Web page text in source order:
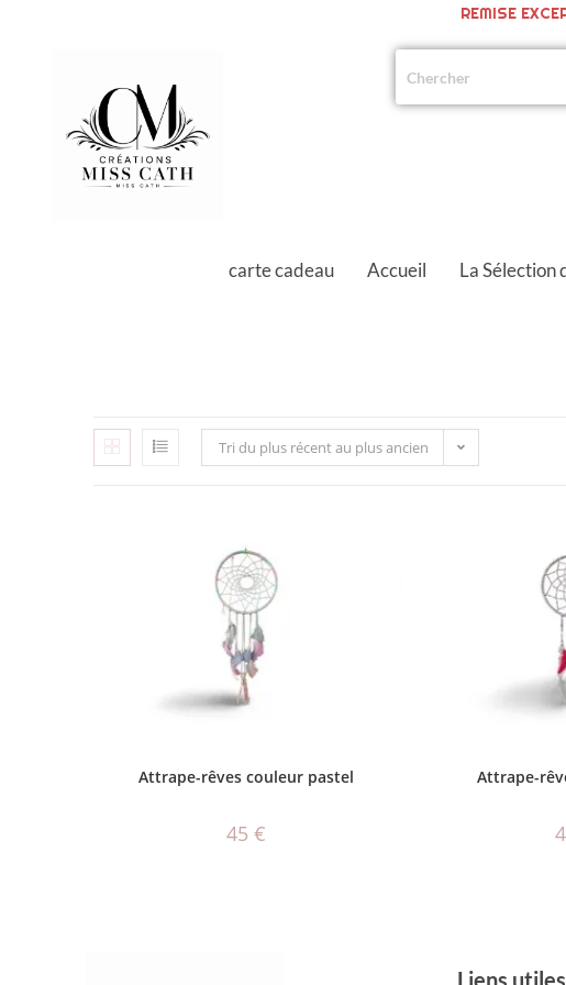
REMISE
carte cadeau Accueil La Sélection
Tri du plus récent au plus ancien
Attrape-rêves couleur pastel
45€
Attrape-